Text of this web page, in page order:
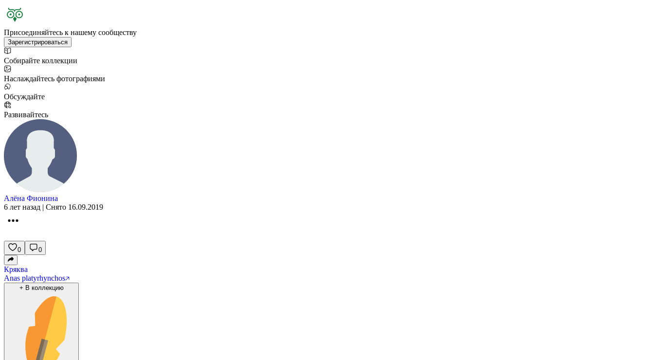
Присоединяйтесь к нашему сообществу
Зарегистрироваться
Собирайте коллекции
Наслаждайтесь фотографиями
Обсуждайте
Развивайтесь
Алёна Фионина
6 лет назад | Снято 16.09.2019
0 0
Кряква
Anas platyrhynchos
+ В коллекцию